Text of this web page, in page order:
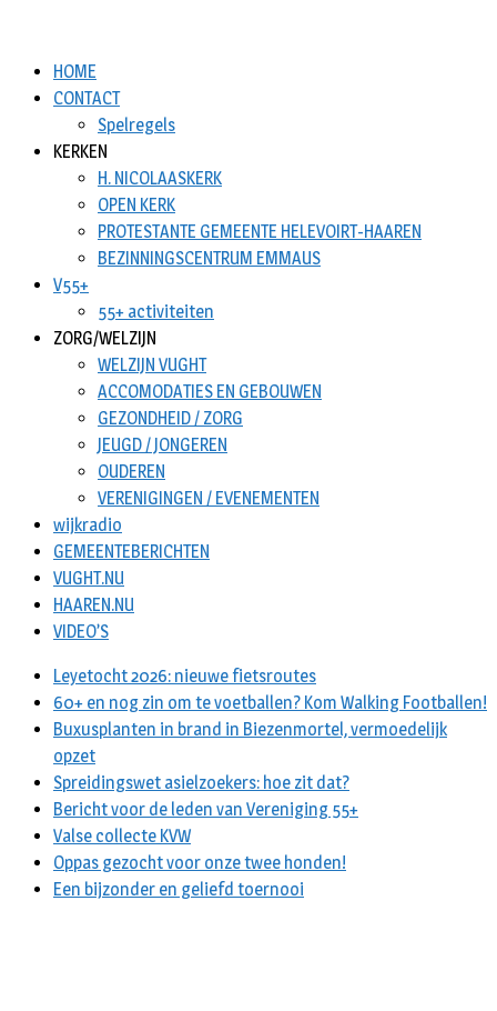
HOME
CONTACT
Spelregels
KERKEN
H. NICOLAASKERK
OPEN KERK
PROTESTANTE GEMEENTE HELEVOIRT-HAAREN
BEZINNINGSCENTRUM EMMAUS
V55+
55+ activiteiten
ZORG/WELZIJN
WELZIJN VUGHT
ACCOMODATIES EN GEBOUWEN
GEZONDHEID / ZORG
JEUGD / JONGEREN
OUDEREN
VERENIGINGEN / EVENEMENTEN
wijkradio
GEMEENTEBERICHTEN
VUGHT.NU
HAAREN.NU
VIDEO’S
Leyetocht 2026: nieuwe fietsroutes
60+ en nog zin om te voetballen? Kom Walking Footballen!
Buxusplanten in brand in Biezenmortel, vermoedelijk
opzet
Spreidingswet asielzoekers: hoe zit dat?
Bericht voor de leden van Vereniging 55+
Valse collecte KVW
Oppas gezocht voor onze twee honden!
Een bijzonder en geliefd toernooi